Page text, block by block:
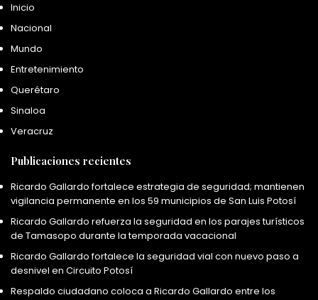
Inicio
Nacional
Mundo
Entretenimiento
Querétaro
Sinaloa
Veracruz
Publicaciones recientes
Ricardo Gallardo fortalece estrategia de seguridad; mantienen
vigilancia permanente en los 59 municipios de San Luis Potosí
Ricardo Gallardo refuerza la seguridad en los parajes turísticos
de Tamasopo durante la temporada vacacional
Ricardo Gallardo fortalece la seguridad vial con nuevo paso a
desnivel en Circuito Potosí
Respaldo ciudadano coloca a Ricardo Gallardo entre los